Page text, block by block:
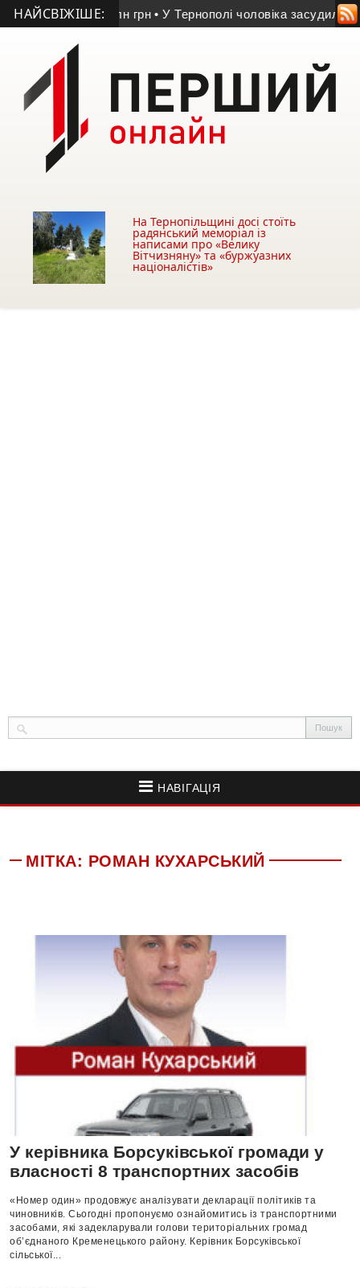
НАЙСВІЖІШЕ:
понад 9 млн грн • У Тернополі чоловіка засудили за
На Тернопільщині досі стоїть
радянський меморіал із
написами про «Велику
Вітчизняну» та «буржуазних
націоналістів»
НАВІГАЦІЯ
МІТКА: РОМАН КУХАРСЬКИЙ
У керівника Борсуківської громади у
власності 8 транспортних засобів
«Номер один» продовжує аналізувати декларації політиків та
чиновників. Сьогодні пропонуємо ознайомитись із транспортними
засобами, які задекларували голови територіальних громад
об’єднаного Кременецького району. Керівник Борсуківської
сільської...